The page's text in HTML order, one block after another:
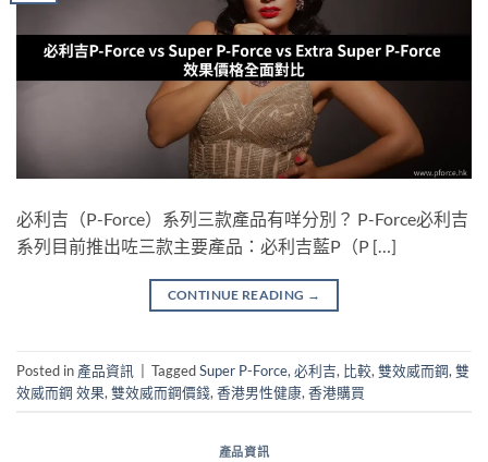
必利吉（P-Force）系列三款產品有咩分別？ P-Force必利吉
系列目前推出咗三款主要產品：必利吉藍P（P […]
CONTINUE READING →
Posted in 產品資訊 TaggedSuper P-Force, 必利吉, 比較, 雙效威而鋼, 雙
效威而鋼 效果, 雙效威而鋼價錢, 香港男性健康, 香港購買
產品資訊